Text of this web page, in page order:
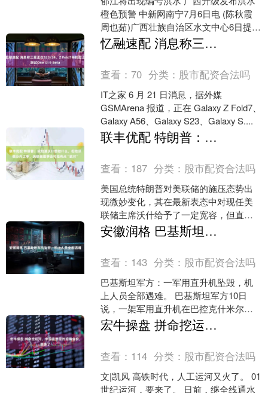
橙色预警 中新网南宁7月6日电 (陈秋霞
周也茹)广西壮族自治区水文中心6日提供
的信息显示，7月5日8时至6日8时，据水
文部....
忆融速配 消息称三星正在S23/24、Z Fold7等机型上测试One UI 9 Beta
查看：70 分类： 股市配资合法吗
IT之家 6 月 21 日消息，据外媒
GSMArena 报道，正在 Galaxy Z Fold7、
Galaxy A56、Galaxy S23、Galaxy S....
联丰优配 特朗普：我知道沃什想做什么，但他须做分内之事，美联储理事会可能有点“敌对”
查看： 187 分类： 股市配资合法吗
美国总统特朗普对美联储的施压态势出
现微妙变化，其在最新表态中对现任美
联储主席沃什给予了一定宽容，但直指
美联储理事会具有“敌对”色彩，凸显出白
宫与美联储在货币政策....
安徽润格 巴基斯坦军机坠毁，机上人员全部遇难
查看： 143 分类： 股市配资合法吗
巴基斯坦军方：一军用直升机坠毁，机
上人员全部遇难。 巴基斯坦军方10日
说，一架军用直升机在巴控克什米尔地
区坠毁，机上人员全部遇难。 来源 | 新
华社....
宏牛操盘 拼命挖运河，中国最憋屈的沿海省份，翻身了
查看： 114 分类： 股市配资合法吗
文|凯风 高铁时代，人工运河又火了。 01
世纪运河，要来了。 日前，继全线通水